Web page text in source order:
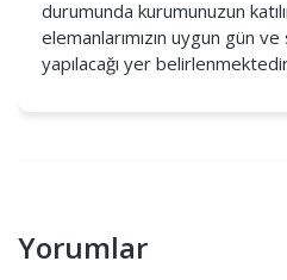
durumunda kurumunuzun
elemanlarımızın uygun gün
yapılacağı yer
Yorumlar